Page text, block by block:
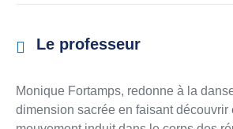
Le professeur
Monique Fortamps, redonne à la
dimension sacrée en faisant découvrir